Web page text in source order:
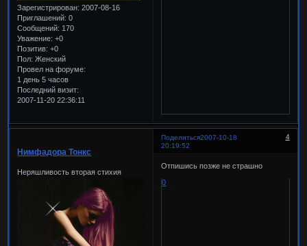
Зарегистрирован: 2007-08-16
Приглашений: 0
Сообщений: 170
Уважение: +0
Позитив: +0
Пол: Женский
Провел на форуме:
1 день 5 часов
Последний визит:
2007-11-20 22:36:11
Поделиться 4
2007-10-18
20:19:52
Нимфадора Тонкс
Неряшливость вторая стихия
Отпишись позже не страшно
0